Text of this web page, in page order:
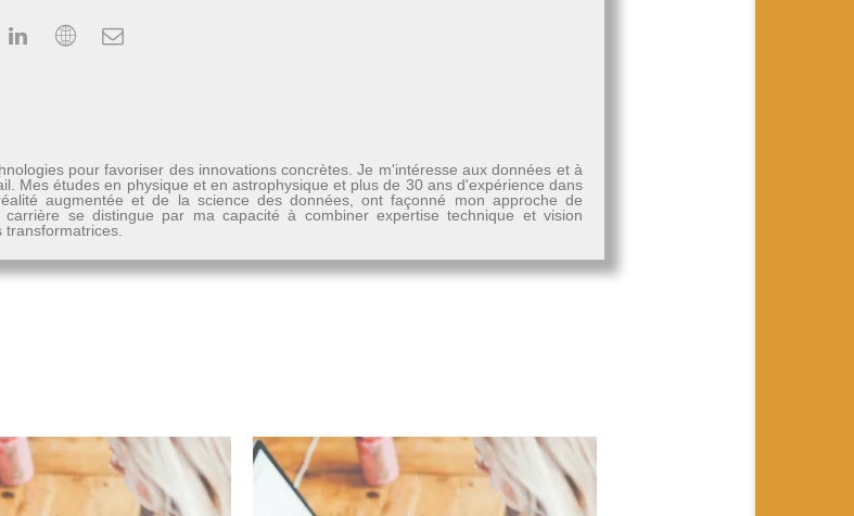
pour favoriser des innovations concrètes. Je m'intéresse aux données et à
Mes études en physique et en astrophysique et plus de 30 ans d'expérience dans
augmentée et de la science des données, ont façonné mon approche de
se distingue par ma capacité à combiner expertise technique et vision